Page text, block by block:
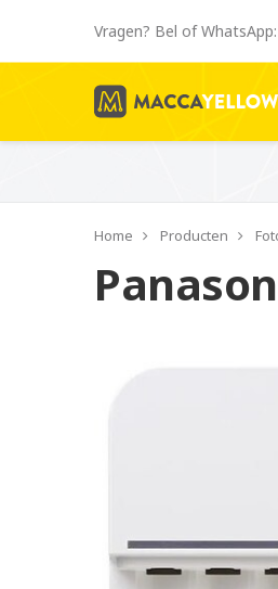
Vragen? Bel of WhatsApp:
Home Producten